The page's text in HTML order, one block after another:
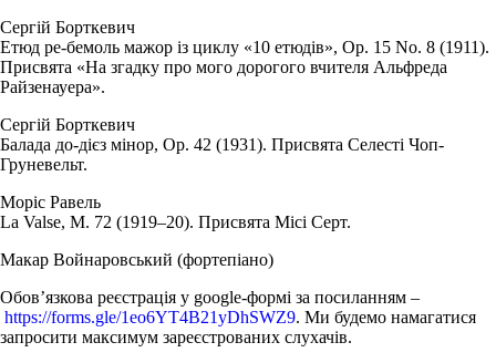
Сергій Борткевич
Етюд ре-бемоль мажор із циклу «10 етюдів», Op. 15 No. 8 (1911).
Присвята «На згадку про мого дорогого вчителя Альфреда
Райзенауера».
Сергій Борткевич
Балада до-дієз мінор, Op. 42 (1931). Присвята Селесті Чоп-
Груневельт.
Моріс Равель
La Valse, M. 72 (1919–20). Присвята Місі Серт.
Макар Войнаровський (фортепіано)
Обов’язкова реєстрація у google-формі за посиланням –
https://forms.gle/1eo6YT4B21yDhSWZ9. Ми будемо намагатися
запросити максимум зареєстрованих слухачів.